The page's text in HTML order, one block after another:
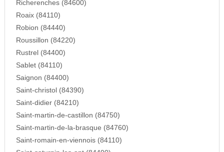
Richerenches (84600)
Roaix (84110)
Robion (84440)
Roussillon (84220)
Rustrel (84400)
Sablet (84110)
Saignon (84400)
Saint-christol (84390)
Saint-didier (84210)
Saint-martin-de-castillon (84750)
Saint-martin-de-la-brasque (84760)
Saint-romain-en-viennois (84110)